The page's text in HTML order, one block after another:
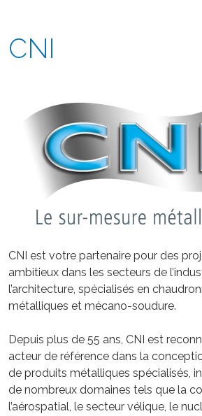
CNI
CNI est votre partenaire pour des
ambitieux dans les secteurs de
l’architecture, spécialisés en
métalliques et mécano-soudure.
Depuis plus de 55 ans, CNI est
acteur de référence dans la
de produits métalliques spécialisés,
de nombreux domaines tels que la
l’aérospatial, le secteur vélique, le